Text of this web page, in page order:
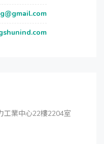
工業中心22樓2204室